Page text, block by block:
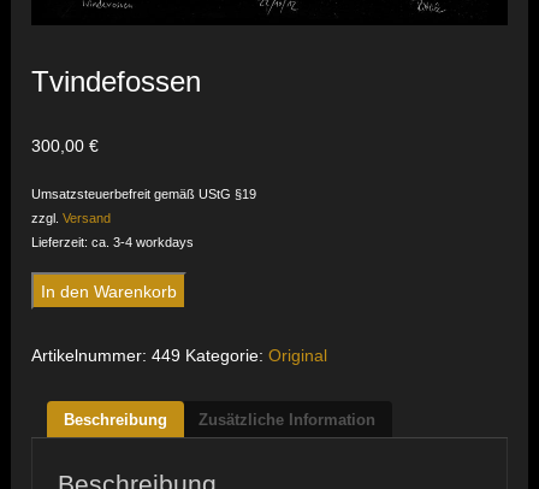
Tvindefossen
300,00€
Umsatzsteuerbefreit gemäß UStG §19
zzgl.Versand
Lieferzeit: ca. 3-4 workdays
Tvindefossen
Menge
In den Warenkorb
Artikelnummer:449 Kategorie:Original
Beschreibung Zusätzliche Information